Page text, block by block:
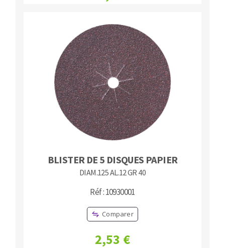
BLISTER DE 5 DISQUES PAPIER
DIAM.125 AL.12 GR 40
Réf : 10930001
Comparer
2,53 €